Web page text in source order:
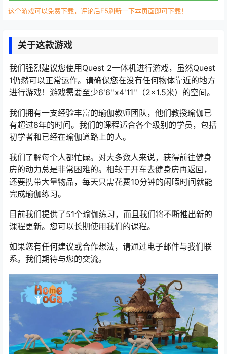
这个游戏可以免费下载，评论后F5刷新一下本页面即可下载！
关于这款游戏
我们强烈建议您使用Quest 2一体机进行游戏，虽然Quest
1仍然可以正常运作。请确保您在没有任何物体靠近的地方
进行游戏！游戏需要至少6'6''x4'11''（2×1.5米）的空间。
我们拥有一支经验丰富的瑜伽教师团队，他们教授瑜伽已
有超过8年的时间。我们的课程适合各个级别的学员，包括
初学者和已经在瑜伽道路上的人。
我们了解每个人都忙碌。对大多数人来说，获得前往健身
房的动力总是非常困难的。相较于开车去健身房再返回，
还要携带大量物品，每天只需花费10分钟的闲暇时间就能
完成瑜伽练习。
目前我们提供了51个瑜伽练习，而且我们将不断推出新的
课程更新。您可以长期使用我们的课程。
如果您有任何建议或合作想法，请通过电子邮件与我们联
系。我们期待与您的交流。